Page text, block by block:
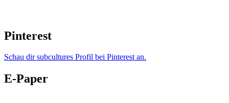
Pinterest
Schau dir subcultures Profil bei Pinterest an.
E-Paper